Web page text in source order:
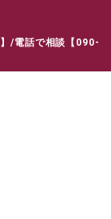
】/電話で相談【090-